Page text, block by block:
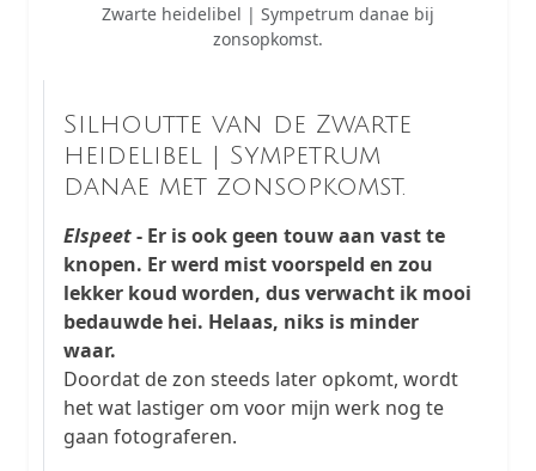
Zwarte heidelibel | Sympetrum danae bij
zonsopkomst.
Silhoutte van de Zwarte
heidelibel | Sympetrum
danae met zonsopkomst.
Elspeet- Er is ook geen touw aan vast te
knopen. Er werd mist voorspeld en zou
lekker koud worden, dus verwacht ik mooi
bedauwde hei. Helaas, niks is minder
waar.
Doordat de zon steeds later opkomt, wordt
het wat lastiger om voor mijn werk nog te
gaan fotograferen.